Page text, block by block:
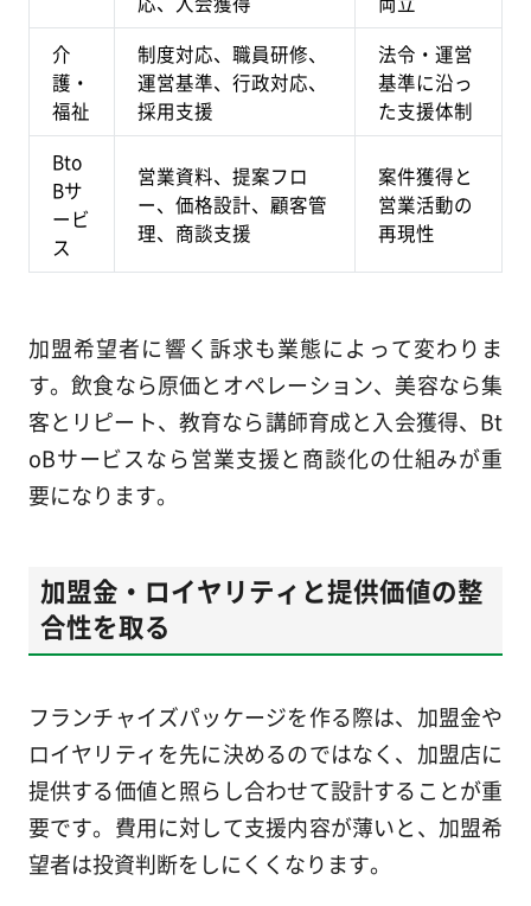
介
護・
福祉
制度対応、職員研修、
運営基準、行政対応、
採用支援
法令・運営
基準に沿っ
た支援体制
Bto
Bサ
ービ
ス
営業資料、提案フロ
ー、価格設計、顧客管
理、商談支援
案件獲得と
営業活動の
再現性
加盟希望者に響く訴求も業態によって変わりま
す。飲食なら原価とオペレーション、美容なら集
客とリピート、教育なら講師育成と入会獲得、Bt
oBサービスなら営業支援と商談化の仕組みが重
要になります。
加盟金・ロイヤリティと提供価値の整
合性を取る
フランチャイズパッケージを作る際は、加盟金や
ロイヤリティを先に決めるのではなく、加盟店に
提供する価値と照らし合わせて設計することが重
要です。費用に対して支援内容が薄いと、加盟希
望者は投資判断をしにくくなります。